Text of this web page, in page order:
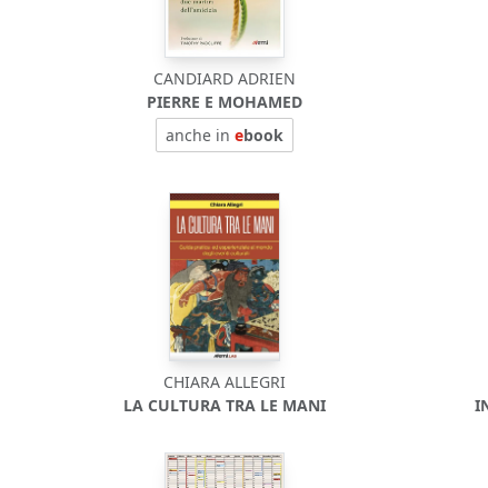
CANDIARD ADRIEN
PIERRE E MOHAMED
anche in ebook
CHIARA ALLEGRI
LA CULTURA TRA LE MANI